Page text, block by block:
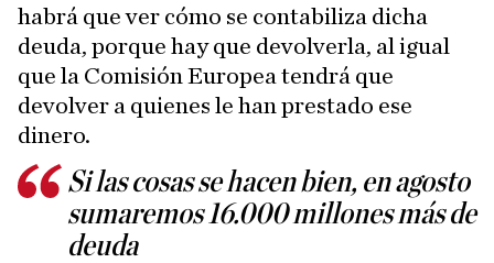
habrá que ver cómo se contabiliza dicha
deuda, porque hay que devolverla, al igual
que la Comisión Europea tendrá que
devolver a quienes le han prestado ese
dinero.
Si las cosas se hacen bien, en agosto
sumaremos 16.000 millones más de
deuda